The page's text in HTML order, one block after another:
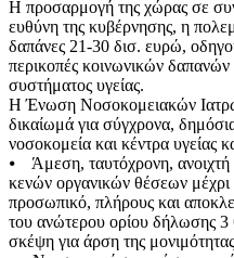
Η προσαρμογή της χώρας σε
ευθύνη της κυβέρνησης, η
δαπάνες 21-30 δισ. ευρώ,
περικοπές κοινωνικών
συστήματος υγείας.
Η Ένωση Νοσοκομειακών
δικαίωμά για σύγχρονα,
νοσοκομεία και κέντρα υγείας
⦁ Άμεση, ταυτόχρονη,
κενών οργανικών θέσεων
προσωπικό, πλήρους και
του ανώτερου ορίου δήλωσης
σκέψη για άρση της